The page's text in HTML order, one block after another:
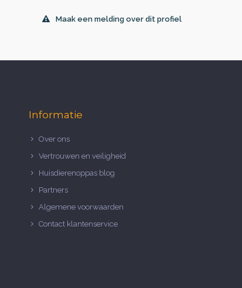
Maak een melding over dit profiel
Informatie
Over ons
Vertrouwen en veiligheid
Huisdierenoppas blog
Partners
Algemene voorwaarden
Contact klantenservice